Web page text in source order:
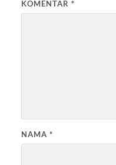
KOMENTAR *
NAMA *